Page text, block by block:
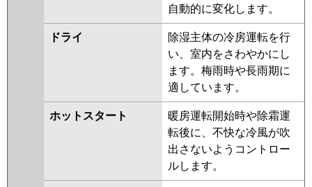
自動的に変化します。
ドライ
除湿主体の冷房運転を行
い、室内をさわやかにし
ます。梅雨時や長雨期に
適しています。
ホットスタート
暖房運転開始時や除霜運
転後に、不快な冷風が吹
出さないようコントロー
ルします。